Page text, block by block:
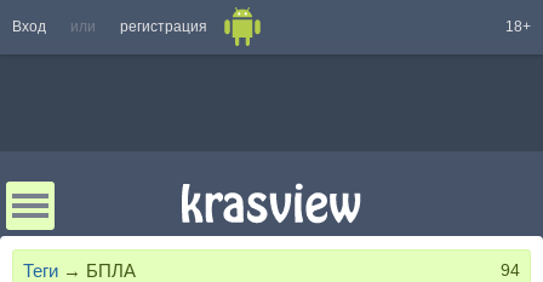
Вход или регистрация 18+
Теги → БПЛА 94